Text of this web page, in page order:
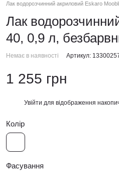
Лак водорозчинний акриловий Eskaro
Лак
40, 0,9 л,
Немає в наявності Артикул:
1 255 грн
Увійти для відображення
Колір
Фасування